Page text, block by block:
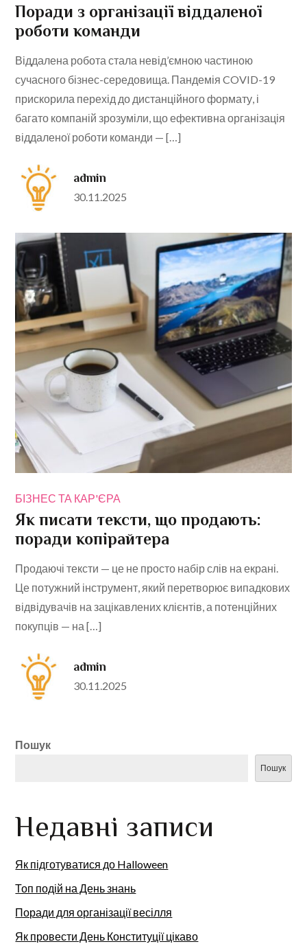
Поради з організації віддаленої
роботи команди
Віддалена робота стала невід’ємною частиною
сучасного бізнес-середовища. Пандемія COVID-19
прискорила перехід до дистанційного формату, і
багато компаній зрозуміли, що ефективна організація
віддаленої роботи команди — […]
admin
Posted
30.11.2025
БІЗНЕС ТА КАР'ЄРА
Як писати тексти, що продають:
поради копірайтера
Продаючі тексти — це не просто набір слів на екрані.
Це потужний інструмент, який перетворює випадкових
відвідувачів на зацікавлених клієнтів, а потенційних
покупців — на […]
admin
Posted
30.11.2025
Пошук
Пошук
Недавні записи
Як підготуватися до Halloween
Топ подій на День знань
Поради для організації весілля
Як провести День Конституції цікаво